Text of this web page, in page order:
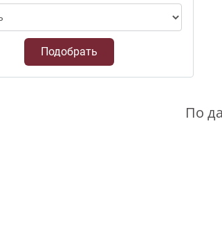
Подобрать
По